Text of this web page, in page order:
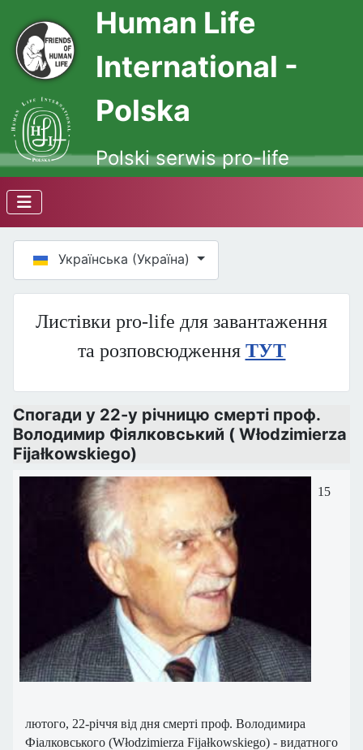
Human Life
International -
Polska
Polski serwis pro-life
Оберіть свою мову
Українська (Україна)
Листівки pro-life для завантаження
та розповсюдження ТУТ
Спогади у 22-у річницю смерті проф.
Володимир Фіялковський ( Włodzimierza
Fijałkowskiego)
15
лютого, 22-річчя від дня смерті проф. Володимира
Фіалковського (Włodzimierza Fijałkowskiego) - видатного